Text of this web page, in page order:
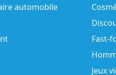
automobile
Fast-
Jeux